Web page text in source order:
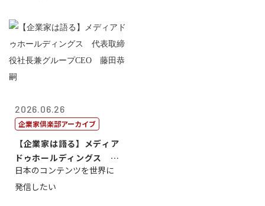
2026.06.26
企業家倶楽部アーカイブ
【企業家は語る】メディア
ドゥホールディングス 代
表取締役社長...
日本のコンテンツを世界に
発信したい